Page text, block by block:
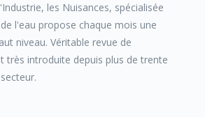
les Nuisances, spécialisée
l'eau propose chaque mois une
niveau. Véritable revue de
très introduite depuis plus de trente